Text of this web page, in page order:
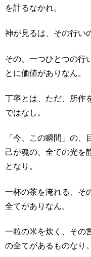
を計るなかれ。
神が見るは、その行い
その、一つひとつの行
とに価値がありなん。
丁寧とは、ただ、所作
ではなし。
「今、この瞬間」の、
己が魂の、全ての光を
となり。
一杯の茶を淹れる、そ
全てがありなん。
一粒の米を炊く、その
の全てがあるものなり。